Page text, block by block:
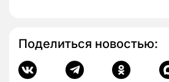
Поделиться новостью: